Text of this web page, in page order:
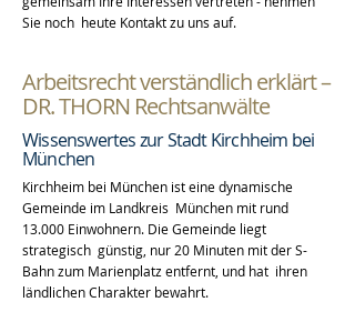
Sie noch heute Kontakt zu uns auf.
Arbeitsrecht verständlich erklärt –
DR. THORN Rechtsanwälte
Wissenswertes zur Stadt Kirchheim bei
München
Kirchheim bei München ist eine dynamische
Gemeinde im Landkreis München mit rund
13.000 Einwohnern. Die Gemeinde liegt
strategisch günstig, nur 20 Minuten mit der S-
Bahn zum Marienplatz entfernt, und hat ihren
ländlichen Charakter bewahrt.